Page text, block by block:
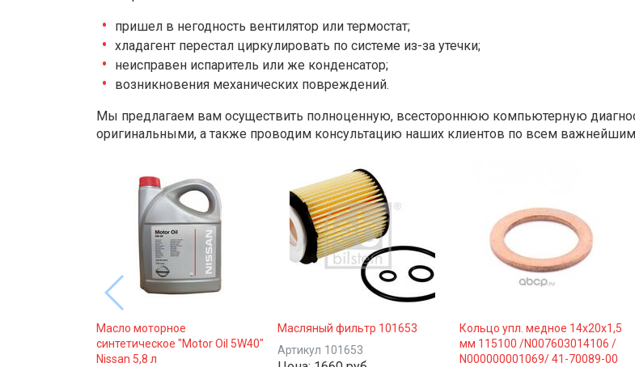
пришел в негодность вентилятор или термостат;
хладагент перестал циркулировать по системе из-за утечки;
неисправен испаритель или же конденсатор;
возникновения механических повреждений.
Мы предлагаем вам осуществить полноценную, всестороннюю компьютерную
оригинальными, а также проводим консультацию наших клиентов по всем
Масло моторное
синтетическое "Motor Oil 5W40"
Nissan 5,8 л
Масляный фильтр 101653
Артикул 101653
Кольцо упл. медное 14x20x1,5
мм 115100 /N007603014106 /
N000000001069/ 41-70089-00